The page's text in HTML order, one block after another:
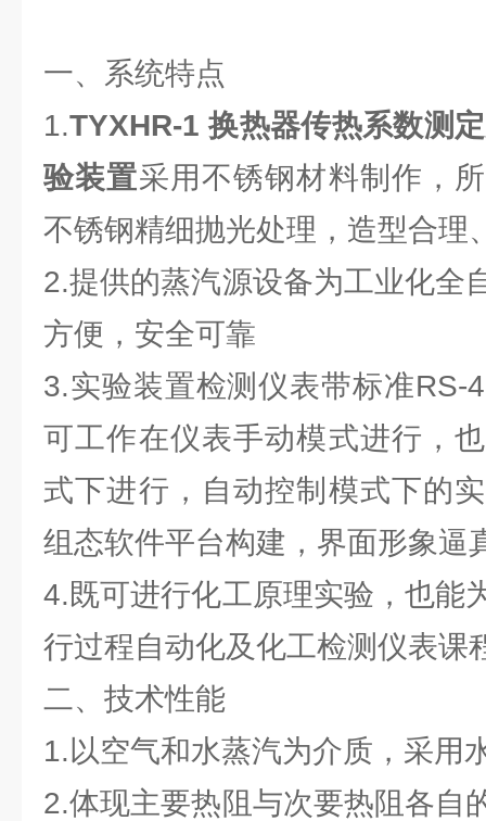
一、系统特点
1.TYXHR-1 换热器传热系数测
验装置采用不锈钢材料制作，
不锈钢精细抛光处理，造型合理
2.提供的蒸汽源设备为工业化全
方便，安全可靠
3.实验装置检测仪表带标准RS-
可工作在仪表手动模式进行，
式下进行，自动控制模式下的
组态软件平台构建，界面形象逼
4.既可进行化工原理实验，也能
行过程自动化及化工检测仪表课
二、技术性能
1.以空气和水蒸汽为介质，采用
2.体现主要热阻与次要热阻各自